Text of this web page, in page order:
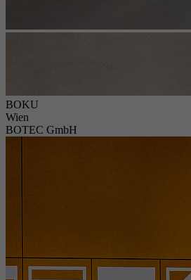
BOKU
Wien
BOTEC GmbH